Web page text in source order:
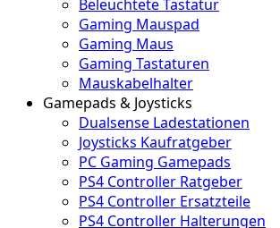
Beleuchtete Tastatur
Gaming Mauspad
Gaming Maus
Gaming Tastaturen
Mauskabelhalter
Gamepads & Joysticks
Dualsense Ladestationen
Joysticks Kaufratgeber
PC Gaming Gamepads
PS4 Controller Ratgeber
PS4 Controller Ersatzteile
PS4 Controller Halterungen